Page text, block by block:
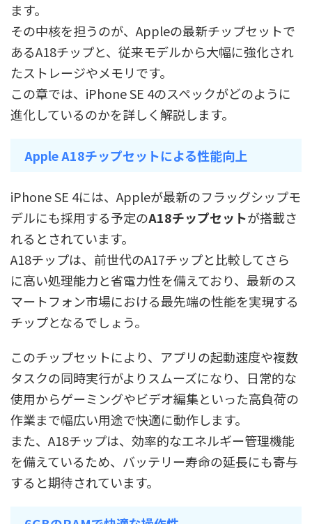
ます。
その中核を担うのが、Appleの最新チップセットで
あるA18チップと、従来モデルから大幅に強化され
たストレージやメモリです。
この章では、iPhone SE 4のスペックがどのように
進化しているのかを詳しく解説します。
Apple A18チップセットによる性能向上
iPhone SE 4には、Appleが最新のフラッグシップモ
デルにも採用する予定のA18チップセットが搭載さ
れるとされています。
A18チップは、前世代のA17チップと比較してさら
に高い処理能力と省電力性を備えており、最新のス
マートフォン市場における最先端の性能を実現する
チップとなるでしょう。
このチップセットにより、アプリの起動速度や複数
タスクの同時実行がよりスムーズになり、日常的な
使用からゲーミングやビデオ編集といった高負荷の
作業まで幅広い用途で快適に動作します。
また、A18チップは、効率的なエネルギー管理機能
を備えているため、バッテリー寿命の延長にも寄与
すると期待されています。